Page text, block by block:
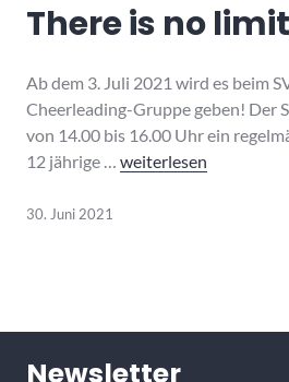
There is no
Ab dem 3. Juli 2021 wird es beim
Cheerleading-Gruppe geben! Der
von 14.00 bis 16.00 Uhr ein
12 jährige … There is no limit ….
weiterlesen
30. Juni 2021
Newsletter